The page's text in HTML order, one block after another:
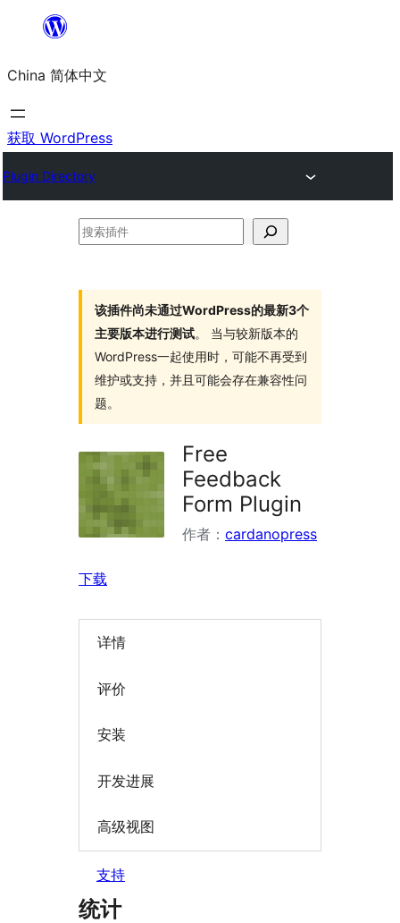
内
容
China 简体中文
获取 WordPress
Plugin Directory
搜
该插件尚未通过WordPress的最新3个
主要版本进行测试。 当与较新版本的
WordPress一起使用时，可能不再受到
维护或支持，并且可能会存在兼容性问
题。
Free
Feedback
Form Plugin
作者： cardanopress
下载
详情
评价
安装
开发进展
高级视图
支持
统计